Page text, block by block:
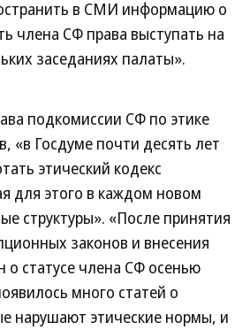
в СМИ информацию о
члена СФ права выступать на
заседаниях палаты».
подкомиссии СФ по этике
«в Госдуме почти десять лет
этический кодекс
для этого в каждом новом
структуры». «После принятия
законов и внесения
о статусе члена СФ осенью
много статей о
нарушают этические нормы, и